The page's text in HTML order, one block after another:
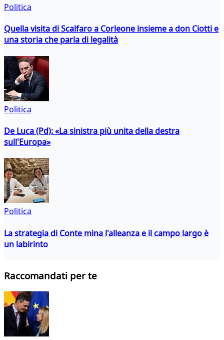
Politica
Quella visita di Scalfaro a Corleone insieme a don Ciotti e
una storia che parla di legalità
Politica
De Luca (Pd): «La sinistra più unita della destra
sull'Europa»
Politica
La strategia di Conte mina l'alleanza e il campo largo è
un labirinto
Raccomandati per te